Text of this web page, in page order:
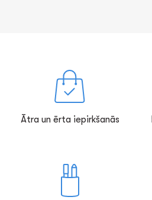
Ātra un ērta iepirkšanās